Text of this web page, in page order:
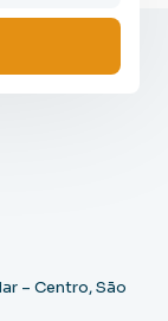
– Centro, São